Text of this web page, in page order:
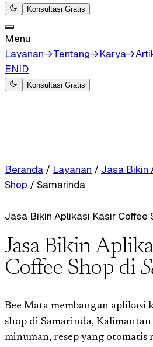
Konsultasi Gratis
Menu
Layanan→Tentang→Karya→
ENID
Konsultasi Gratis
Beranda / Layanan / Jasa Bikin
Shop / Samarinda
Jasa Bikin Aplikasi Kasir Coffee
Jasa Bikin
Coffee Shop di
Bee Mata membangun aplikasi
shop di Samarinda,
minuman, resep yang otomatis